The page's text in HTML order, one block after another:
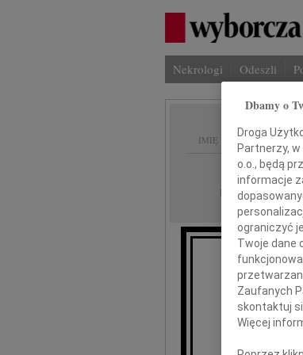
Nekrologi Odeszli
IMIĘ I NAZWISKO:
REGION:
DATA EMISJI:
Dbamy o
Droga
Partnerzy,
o.o., będą
informacje
ograniczyć
Twoje dane
Zaufanych
skontaktuj
Więcej